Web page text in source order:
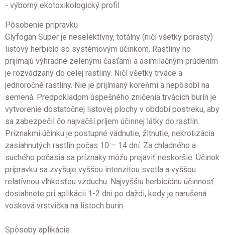
- výborný ekotoxikologický profil
Pôsobenie prípravku
Glyfogan Super je neselektívny, totálny (ničí všetky porasty)
listový herbicíd so systémovým účinkom. Rastliny ho
prijímajú výhradne zelenými časťami a asimilačným prúdením
je rozvádzaný do celej rastliny. Ničí všetky trváce a
jednoročné rastliny. Nie je prijímaný koreňmi a nepôsobí na
semená. Predpokladom úspešného zničenia trvácich burín je
vytvorenie dostatočnej listovej plochy v období postreku, aby
sa zabezpečil čo najväčší príjem účinnej látky do rastlín.
Príznakmi účinku je postupné vädnutie, žltnutie, nekrotizácia
zasiahnutých rastlín počas 10 – 14 dní. Za chladného a
suchého počasia sa príznaky môžu prejaviť neskoršie. Účinok
prípravku sa zvyšuje vyššou intenzitou svetla a vyššou
relatívnou vlhkosťou vzduchu. Najvyššiu herbicídnu účinnosť
dosiahnete pri aplikácii 1-2 dni po daždi, kedy je narušená
vosková vrstvička na listoch burín.
Spôsoby aplikácie